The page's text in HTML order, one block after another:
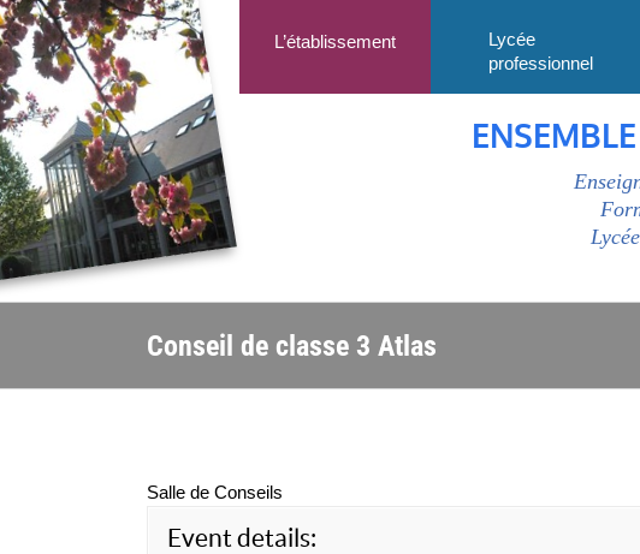
Passer
au
contenu
L’établissement
Lycée
professionnel
Conseil de classe 3 Atlas
Salle de Conseils
Event details: